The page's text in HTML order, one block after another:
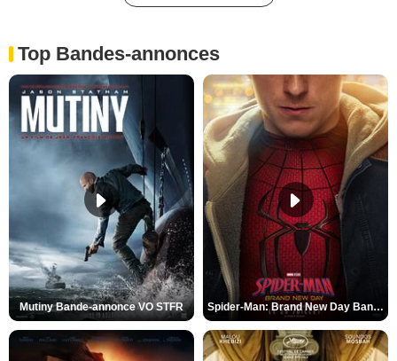
Top Bandes-annonces
Mutiny Bande-annonce VO STFR Spider-Man: Brand New Day Bande-annonce VO STFR